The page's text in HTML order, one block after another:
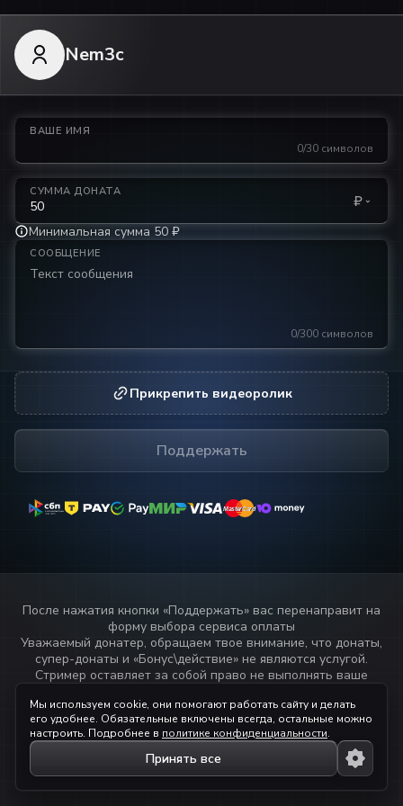
Nem3c
ВАШЕ ИМЯ
0/30 символов
СУММА ДОНАТА ₽
Минимальная сумма 50 ₽
СООБЩЕНИЕ
0/300 символов
Прикрепить видеоролик
Поддержать
MasterCard
MasterCard
После нажатия кнопки «Поддержать» вас перенаправит на
форму выбора сервиса оплаты
Уважаемый донатер, обращаем твое внимание, что донаты,
супер-донаты и «Бонус\действие» не являются услугой.
Стример оставляет за собой право не выполнять ваше
данный сервис.
Прочитайправила стримера!
© 2023 — 2026 ihaqdonate.com
Мы используем cookie, они помогают работать сайту и делать
его удобнее. Обязательные включены всегда, остальные можно
настроить. Подробнее в политике конфиденциальности.
Принять все